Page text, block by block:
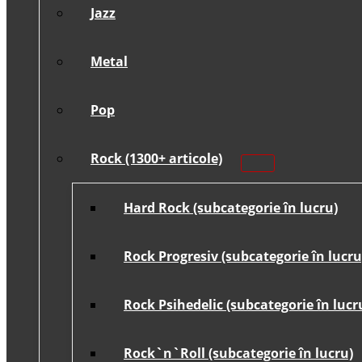
Jazz
Metal
Pop
Rock (1300+ articole)
Hard Rock (subcategorie în lucru)
Rock Progresiv (subcategorie în
Rock Psihedelic (subcategorie în
Rock`n`Roll (subcategorie în lucru)